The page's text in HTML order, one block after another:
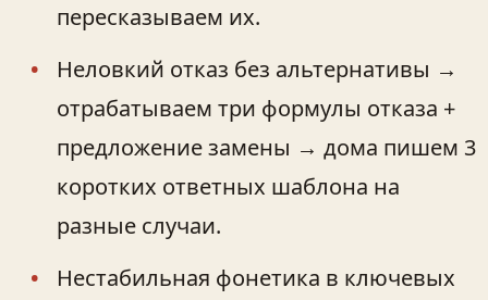
пересказываем их.
Неловкий отказ без альтернативы →
отрабатываем три формулы отказа +
предложение замены → дома пишем 3
коротких ответных шаблона на
разные случаи.
Нестабильная фонетика в ключевых